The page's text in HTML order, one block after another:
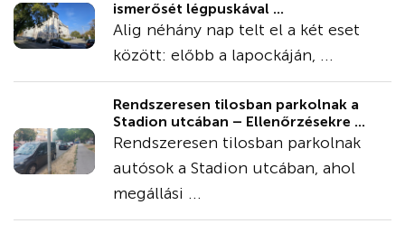
ismerősét légpuskával ...
Alig néhány nap telt el a két eset
között: előbb a lapockáján, ...
Rendszeresen tilosban parkolnak a
Stadion utcában – Ellenőrzésekre ...
Rendszeresen tilosban parkolnak
autósok a Stadion utcában, ahol
megállási ...